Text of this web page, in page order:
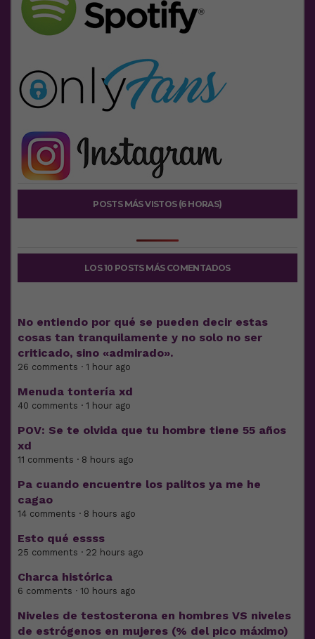
POSTS MÁS VISTOS (6 HORAS)
LOS 10 POSTS MÁS COMENTADOS
No entiendo por qué se pueden decir estas
cosas tan tranquilamente y no solo no ser
criticado, sino «admirado».
26 comments · 1 hour ago
Menuda tontería xd
40 comments · 1 hour ago
POV: Se te olvida que tu hombre tiene 55 años
xd
11 comments · 8 hours ago
Pa cuando encuentre los palitos ya me he
cagao
14 comments · 8 hours ago
Esto qué essss
25 comments · 22 hours ago
Charca histórica
6 comments · 10 hours ago
Niveles de testosterona en hombres VS niveles
de estrógenos en mujeres (% del pico máximo)